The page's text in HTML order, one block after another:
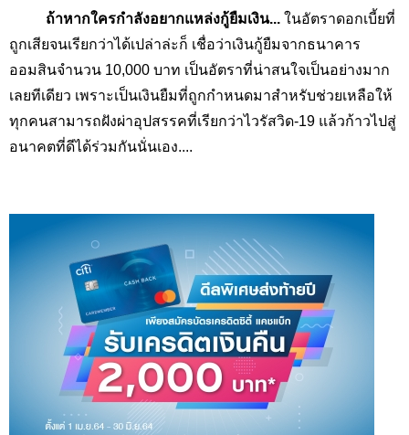
ถ้าหากใครกำลังอยากแหล่งกู้ยืมเงิน...
ในอัตราดอกเบี้ยที่
ถูกเสียจนเรียกว่าได้เปล่าล่ะก็ เชื่อว่าเงินกู้ยืมจากธนาคาร
ออมสินจำนวน 10,000 บาท เป็นอัตราที่น่าสนใจเป็นอย่างมาก
เลยทีเดียว เพราะเป็นเงินยืมที่ถูกกำหนดมาสำหรับช่วยเหลือให้
ทุกคนสามารถฝังผ่าอุปสรรคที่เรียกว่าไวรัสวิด-19 แล้วก้าวไปสู่
อนาคตที่ดีได้ร่วมกันนั่นเอง....